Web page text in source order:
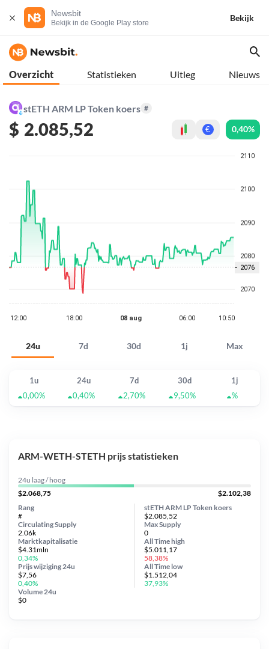
Newsbit
Bekijk in de Google Play store
Bekijk
Overzicht Statistieken Uitleg Nieuws
stETH ARM LP Token koers #
$ 2.085,52 € 0,40%
24u 7d 30d 1j Max
1u 24u 7d 30d
1j
0,00%
0,40% 2,70% 9,50% %
ARM-WETH-STETH prijs statistieken
24u laag / hoog
$2.068,75
$2.102,38
stETH ARM LP Token koers
$2.085,52
Circulating Supply
2.06k
Prijs wijziging 24u
$7,56
0,40%
Max Supply
0
Marktkapitalisatie
$4.31mln
0,34%
Volume 24u
$0
Rang
#
All Timehigh
$5.011,17
58,38%
All Time low
$1.512,04
37,93%